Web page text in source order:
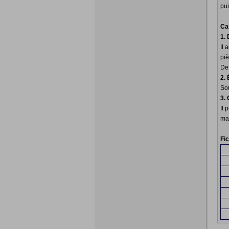
1.
Il
2.
3.
Il